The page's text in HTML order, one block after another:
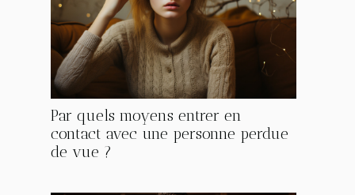
Par quels moyens entrer en
contact avec une personne perdue
de vue ?